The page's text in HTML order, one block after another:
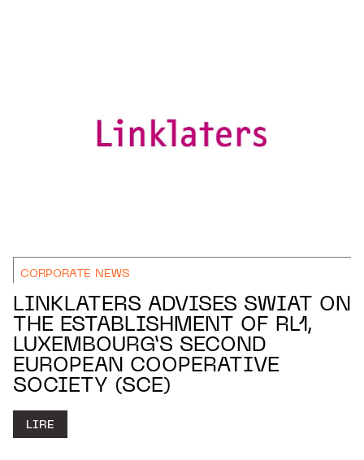
CORPORATE NEWS
LINKLATERS ADVISES SWIAT ON
THE ESTABLISHMENT OF RL1,
LUXEMBOURG’S SECOND
EUROPEAN COOPERATIVE
SOCIETY (SCE)
LIRE